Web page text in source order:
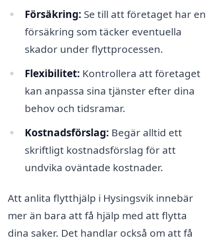
Försäkring: Se till att företaget har en
försäkring som täcker eventuella
skador under flyttprocessen.
Flexibilitet: Kontrollera att företaget
kan anpassa sina tjänster efter dina
behov och tidsramar.
Kostnadsförslag: Begär alltid ett
skriftligt kostnadsförslag för att
undvika oväntade kostnader.
Att anlita flytthjälp i Hysingsvik innebär
mer än bara att få hjälp med att flytta
dina saker. Det handlar också om att få